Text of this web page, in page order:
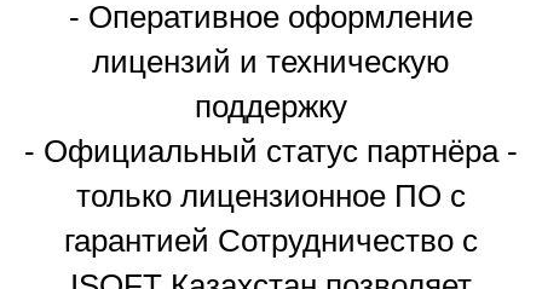
- Оперативное оформление
лицензий и техническую
поддержку
- Официальный статус партнёра -
только лицензионное ПО с
гарантией Сотрудничество с